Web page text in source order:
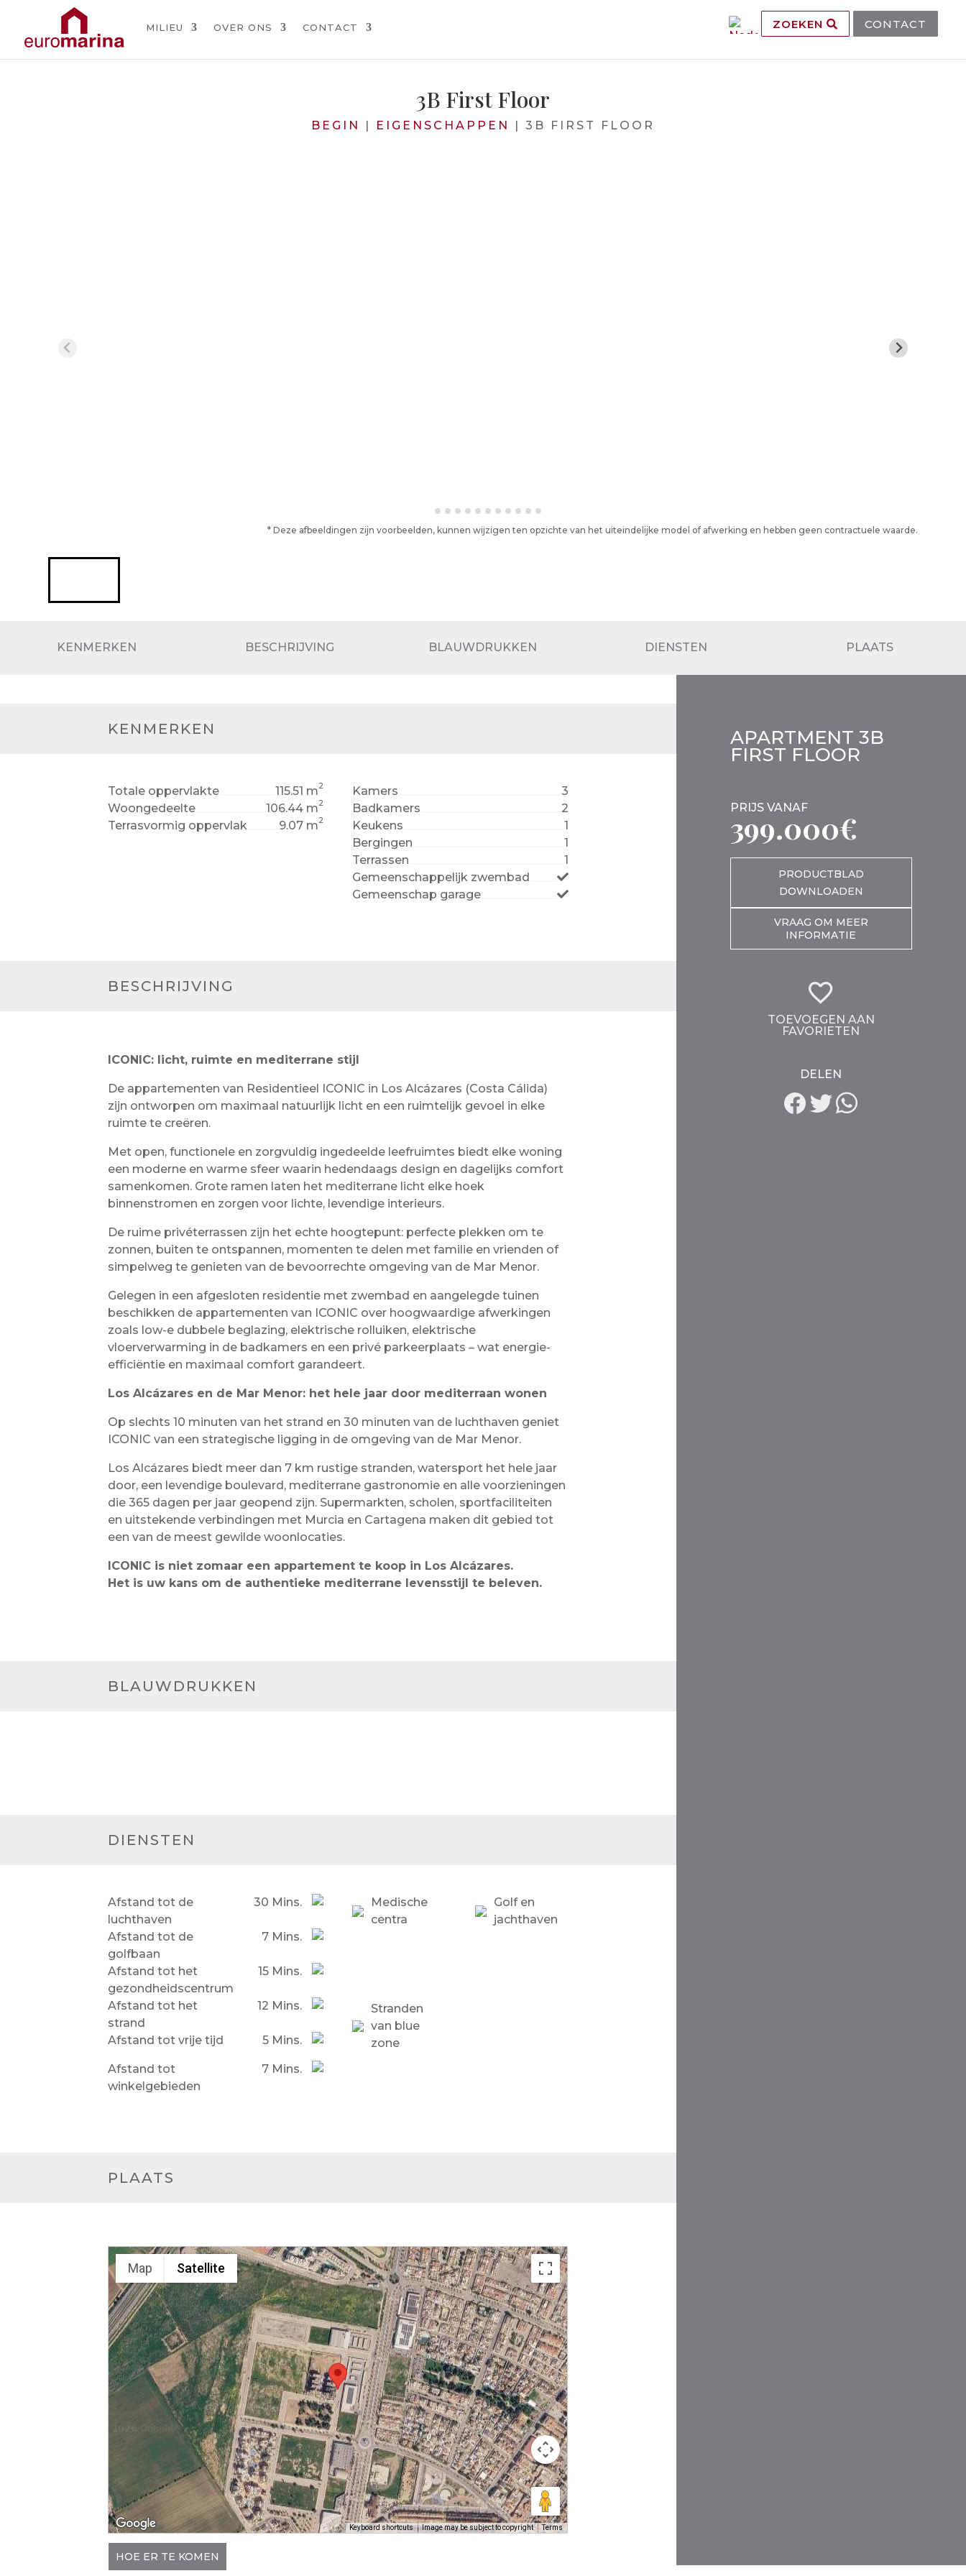
MILIEU OVER ONS CONTACT ZOEKEN CONTACT
3B First Floor
BEGIN | EIGENSCHAPPEN | 3B FIRST FLOOR
* Deze afbeeldingen zijn voorbeelden, kunnen wijzigen ten opzichte van het uiteindelijke model of afwerking en hebben geen contractuele waarde.
KENMERKEN BESCHRIJVING BLAUWDRUKKEN DIENSTEN PLAATS
KENMERKEN
Totale oppervlakte 115.51 m2
Woongedeelte 106.44 m2
Terrasvormig oppervlak 9.07 m2
Kamers
3
Badkamers
2
Keukens
1
Bergingen
1
Terrassen
1
Gemeenschappelijk zwembad
Gemeenschap garage
BESCHRIJVING
ICONIC: licht, ruimte en mediterrane stijl
De appartementen van Residentieel ICONIC in Los Alcázares (Costa Cálida)
zijn ontworpen om maximaal natuurlijk licht en een ruimtelijk gevoel in elke
ruimte te creëren.
Met open, functionele en zorgvuldig ingedeelde leefruimtes biedt elke woning
een moderne en warme sfeer waarin hedendaags design en dagelijks comfort
samenkomen. Grote ramen laten het mediterrane licht elke hoek
binnenstromen en zorgen voor lichte, levendige interieurs.
De ruime privéterrassen zijn het echte hoogtepunt: perfecte plekken om te
zonnen, buiten te ontspannen, momenten te delen met familie en vrienden of
simpelweg te genieten van de bevoorrechte omgeving van de Mar Menor.
Gelegen in een afgesloten residentie met zwembad en aangelegde tuinen
beschikken de appartementen van ICONIC over hoogwaardige afwerkingen
zoals low-e dubbele beglazing, elektrische rolluiken, elektrische
vloerverwarming in de badkamers en een privé parkeerplaats – wat energie-
efficiëntie en maximaal comfort garandeert.
Los Alcázares en de Mar Menor: het hele jaar door mediterraan wonen
Op slechts 10 minuten van het strand en 30 minuten van de luchthaven geniet
ICONIC van een strategische ligging in de omgeving van de Mar Menor.
Los Alcázares biedt meer dan 7 km rustige stranden, watersport het hele jaar
door, een levendige boulevard, mediterrane gastronomie en alle voorzieningen
die 365 dagen per jaar geopend zijn. Supermarkten, scholen, sportfaciliteiten
en uitstekende verbindingen met Murcia en Cartagena maken dit gebied tot
een van de meest gewilde woonlocaties.
ICONIC is niet zomaar een appartement te koop in Los Alcázares.
Het is uw kans om de authentieke mediterrane levensstijl te beleven.
BLAUWDRUKKEN
DIENSTEN
Afstand tot de
luchthaven
30 Mins.
Afstand tot de
golfbaan
7 Mins.
Afstand tot het
gezondheidscentrum
15 Mins.
Afstand tot het
strand
12 Mins.
Afstand tot vrije tijd 5 Mins.
Afstand tot
winkelgebieden
7 Mins.
Medische
centra
Golf en
jachthaven
Stranden
van blue
zone
PLAATS
Map Satellite
Keyboard shortcuts Image may be subject to copyright Terms
HOE ER TE KOMEN
APARTMENT 3B
FIRST FLOOR
PRIJS VANAF
399.000€
PRODUCTBLAD
DOWNLOADEN
VRAAG OM MEER
INFORMATIE
TOEVOEGEN AAN
FAVORIETEN
DELEN